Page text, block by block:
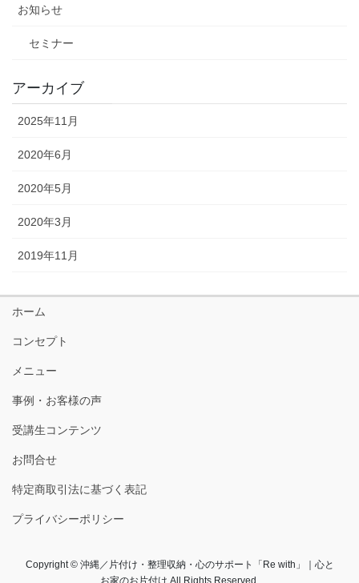
お知らせ
セミナー
アーカイブ
2025年11月
2020年6月
2020年5月
2020年3月
2019年11月
ホーム
コンセプト
メニュー
事例・お客様の声
受講生コンテンツ
お問合せ
特定商取引法に基づく表記
プライバシーポリシー
Copyright © 沖縄／片付け・整理収納・心のサポート「Re with」｜心と
お家のお片付け All Rights Reserved.